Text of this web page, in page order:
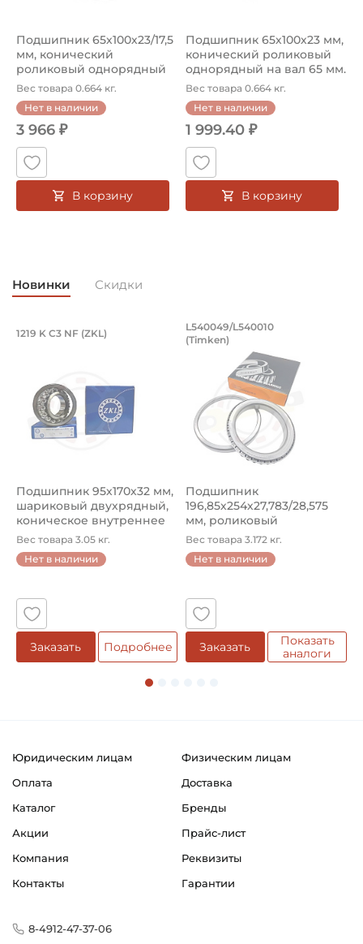
Смазка:
Возможность дополнительной смазки
Страна происхождения:
Германия
Подшипник 65х100х23/17,5
мм, конический
роликовый однорядный
на вал 65 ...
Вес товара 0.664 кг.
Нет в наличии
3 966 ₽
В корзину
Подшипник 65х100х23 мм,
конический роликовый
однорядный на вал 65 мм.
А...
Вес товара 0.664 кг.
Нет в наличии
1 999.40 ₽
В корзину
Новинки Скидки
Подшипник 95х170х32 мм, шариковый
Подшипник 95х170х32 мм, шариковый двухрядный,
1219 K C3 NF (ZKL)
Подшипник 95х170х32 мм,
шариковый двухрядный,
коническое внутреннее
кол...
Вес товара 3.05 кг.
Нет в наличии
Заказать Подробнее
Подшипник
Подшипник
L540049/L540010
(Timken)
Подшипник
196,85х254х27,783/28,575
мм, роликовый
однорядный конический
...
Вес товара 3.172 кг.
Нет в наличии
Заказать
Показать
аналоги
Юридическим лицам
Физическим лицам
Оплата
Доставка
Каталог
Бренды
Акции
Прайс-лист
Компания
Реквизиты
Контакты
Гарантии
8-4912-47-37-06